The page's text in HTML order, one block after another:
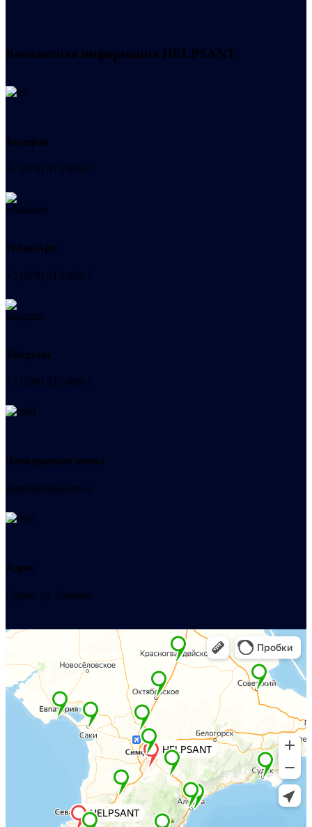
Контактная информация HELPSANT
Телефон
+7 (978) 515-999-7
WhatsApp
+7 (978) 515-999-7
Telegram
+7 (978) 515-999-7
Электронная почта
admin@helpsant.ru
Адрес
Судак, ул. Ленина